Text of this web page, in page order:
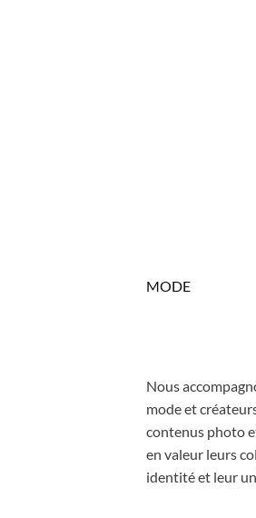
MODE
Nous
mode et
contenus photo
en valeur leurs
identité et leur